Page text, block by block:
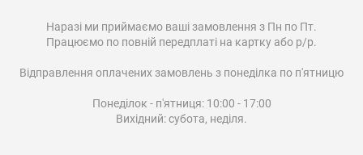
Наразі ми приймаємо ваші замовлення з Пн по Пт.
Працюємо по повній передплаті на картку або р/р.
Відправлення оплачених замовлень з понеділка по п'ятницю
Понеділок - п'ятниця: 10:00 - 17:00
Вихідний: субота, неділя.